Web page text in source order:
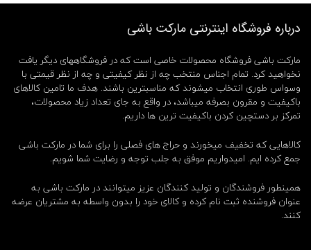
درباره فروشگاه اینترنتی مارکت باشی
مارکت باشی فروشگاه محصولات خاصی است که در فروشگاههای دیگر یافت
نخواهید کرد. تمام اجناس منتخب چه از نظر کیفیتی و چه از نظر قیمتی با
وسواس طوری انتخاب میشوند که مناسبترین باشند. هدف ما تامین کالاهای
باکیفیت و مقرون بصرفه میباشد، در واقع به جای تعداد زیاد محصولات،
تمرکز بر دستچین کردن باکیفیت ترین ها داریم.
کالاهایی که تخفیف میخورند و حراج های فصلی را برای شما در مارکت باشی
جمع کرده ایم. امیدواریم موفق به جلب توجه و رضایت شما شویم.
همینطور فروشندگان و تولید کنندگان عزیز میتوانند در مارکت باشی به
عنوان فروشنده ثبت نام کرده و کالای خود را بدون واسطه به مشتریان عرضه
کنند.